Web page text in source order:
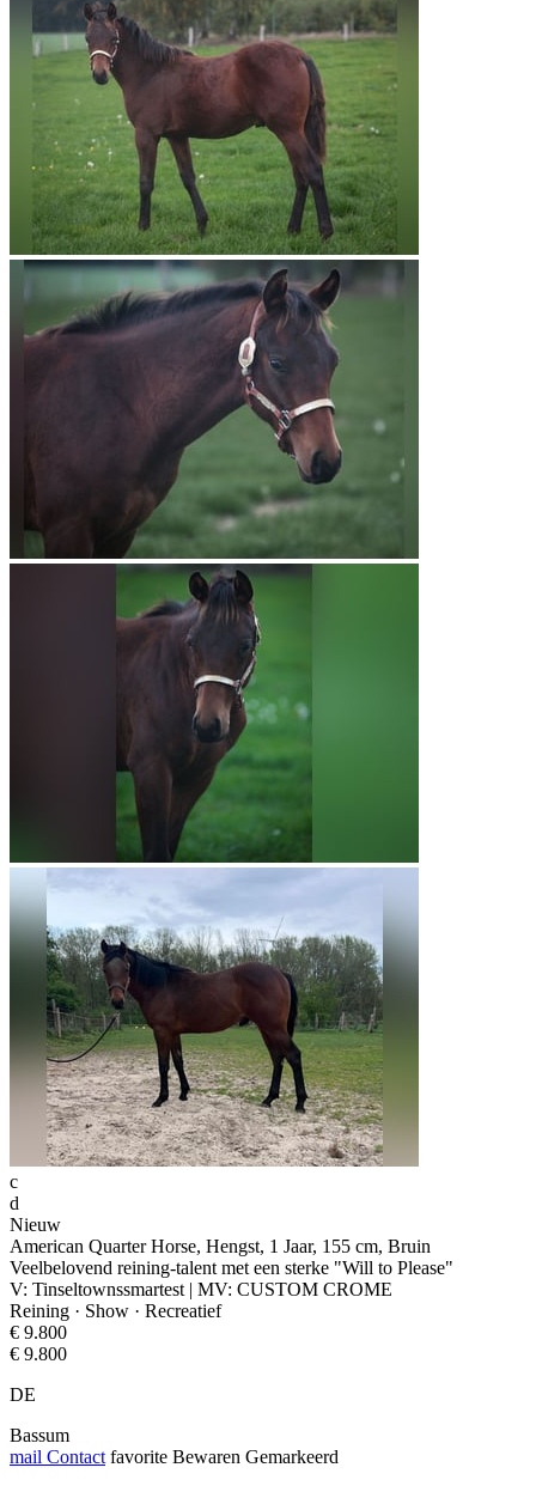
c
d
Nieuw
American Quarter Horse, Hengst, 1 Jaar, 155 cm, Bruin
Veelbelovend reining-talent met een sterke "Will to Please"
V: Tinseltownssmartest | MV: CUSTOM CROME
Reining · Show · Recreatief
€ 9.800
€ 9.800
DE
Bassum
mail Contact favorite Bewaren Gemarkeerd